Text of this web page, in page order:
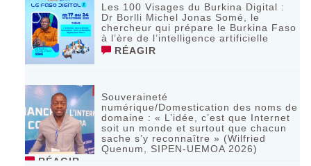
Les 100 Visages du Burkina Digital :
Dr Borlli Michel Jonas Somé, le
chercheur qui prépare le Burkina Faso
à l’ère de l’intelligence artificielle
RÉAGIR
Souveraineté
numérique/Domestication des noms de
domaine : « L’idée, c’est que Internet
soit un monde et surtout que chacun
sache s’y reconnaître » (Wilfried
Quenum, SIPEN-UEMOA 2026)
RÉAGIR